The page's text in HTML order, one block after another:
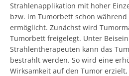
Strahlenapplikation mit hoher
bzw. im Tumorbett schon
ermöglicht. Zunächst wird
Tumorbett freigelegt. Unter
Strahlentherapeuten kann das
bestrahlt werden. So wird eine
Wirksamkeit auf den Tumor